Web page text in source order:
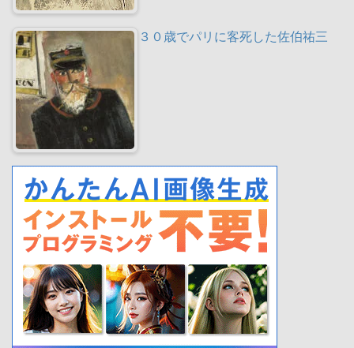
３０歳でパリに客死した佐伯祐三